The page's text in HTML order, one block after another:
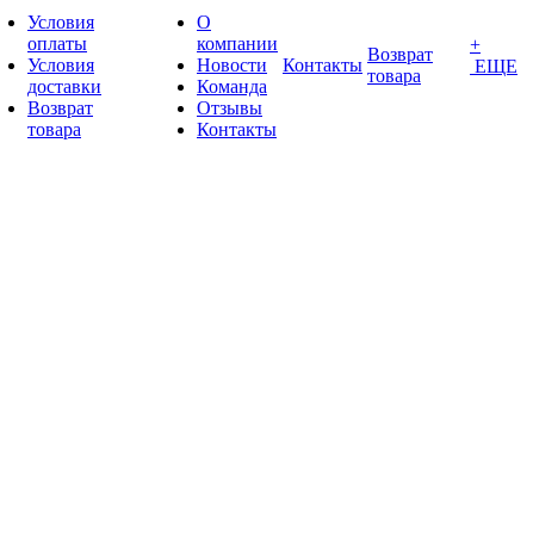
Условия
оплаты
Условия
доставки
Возврат
товара
О
компании
Новости
Команда
Отзывы
Контакты
Контакты
Возврат
товара
+
ЕЩЕ